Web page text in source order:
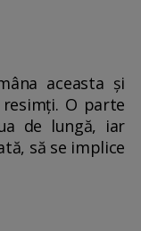
aceasta și
O parte
de lungă, iar
să se implice